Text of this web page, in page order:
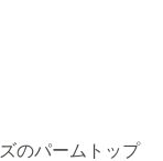
のパームトップ